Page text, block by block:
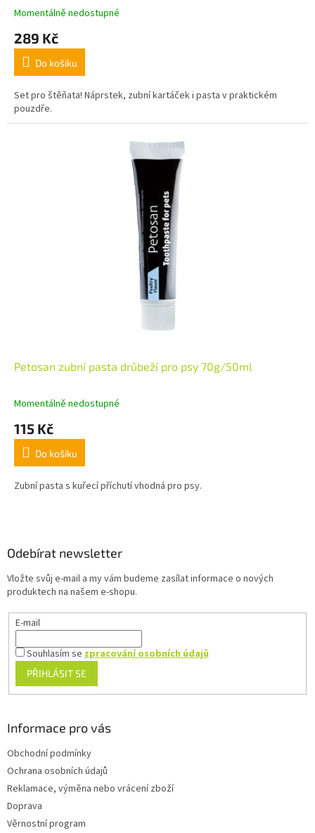
Momentálně nedostupné
289 Kč
Do košíku
Set pro štěňata! Náprstek, zubní kartáček i pasta v praktickém
pouzdře.
Petosan zubní pasta drůbeží pro psy 70g/50ml
Momentálně nedostupné
115 Kč
Do košíku
Zubní pasta s kuřecí příchutí vhodná pro psy.
Odebírat newsletter
Vložte svůj e-mail a my vám budeme zasílat informace o nových
produktech na našem e-shopu.
E-mail
Souhlasím sezpracování osobních údajů
PŘIHLÁSIT SE
Informace pro vás
Obchodní podmínky
Ochrana osobních údajů
Reklamace, výměna nebo vrácení zboží
Doprava
Věrnostní program